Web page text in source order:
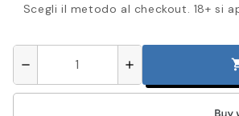
Scegli il metodo al checkout. 18+ si
remove add